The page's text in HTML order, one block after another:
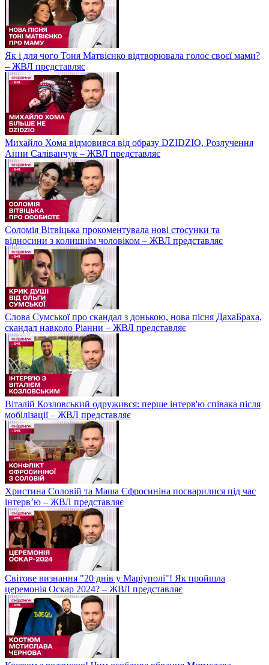
Як і для чого Тоня Матвієнко відтворювала голос своєї мами?
– ЖВЛ представляє
Михайло Хома відмовився від образу DZIDZIO, Розлучення
Анни Саліванчук – ЖВЛ представляє
Соломія Вітвіцька прокоментувала нові стосунки та
відносини з колишнім чоловіком – ЖВЛ представляє
Слова Сумської про скандал з донькою, нова пісня ДахаБраха,
скандал навколо Ріанни – ЖВЛ представляє
Віталій Козловський одружився: перше інтерв'ю співака після
мобілізації – ЖВЛ представляє
Христина Соловій та Маша Єфросиніна посварилися під час
інтерв’ю – ЖВЛ представляє
Світове визнання "20 днів у Маріуполі"! Як пройшла
церемонія Оскар 2024? – ЖВЛ представляє